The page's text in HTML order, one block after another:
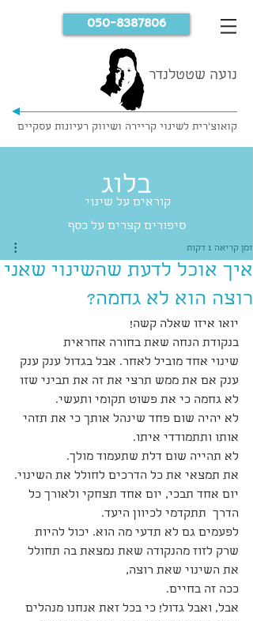
נועה שטטלנדר
קואוצ'רית לשינוי קריירה ושיווק רעיונות עסקיים
050-8387806
איך אוכל לדעת שהשינוי שאני
רוצה הוא לא גחמה?
זמן קריאה 1 דקות
יואו איזו שאלה קשה!
בנקודת הנחה שאת בחורה אחראית
שינוי אחד מוביל לאחר. אבל בגדול ענק ענק
ענק אם את ממש תרצי את זה את תביני שזו
לא גחמה כי את פשוט תקומי ותעשי.
לא יהיה שום פחד שינהל אותך כי את תזהי
אותו ותתמודדי איתו.
לא תהייה שום דלת שתעמוד מולך.
את תמצאי את כל הדרכים לחולל את השינוי.
יום אחד תבכי, יום אחד תצחקי ולאורך כל
הדרך  תתקדמי לכיוון היעד.
לפעמים גם לא תדעי מה הוא. יכול להיות
שרק לזוז מהנקודה שאת נמצאת בה תחולל
את השינוי שאת רוצה,
ככה זה בחיים.
אבל, ואבל גדול! כי בכל זאת אנחנו מנהלים
קוראים על שינוי
סיפורים קצרים על כסף
בלוג